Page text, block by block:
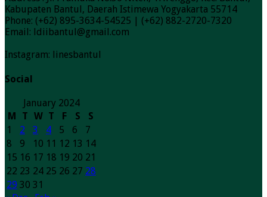
Kabupaten Bantul, Daerah Istimewa Yogyakarta 55714
Phone: (+62) 895-3634-54525 | (+62) 882-2720-7320
Email: ldiibantul@gmail.com
Instagram: linesbantul
Social
January 2024
M
T W T F S
S
1
2 3 4 5 6
7
8
9 10 11 12 13 14
15 16 17 18 19 20 21
22 23 24 25 26 27 28
29 30 31